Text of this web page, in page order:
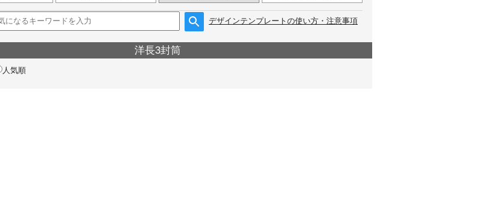
デザインテンプレートの使い方・注意事項
洋長3封筒
人気順